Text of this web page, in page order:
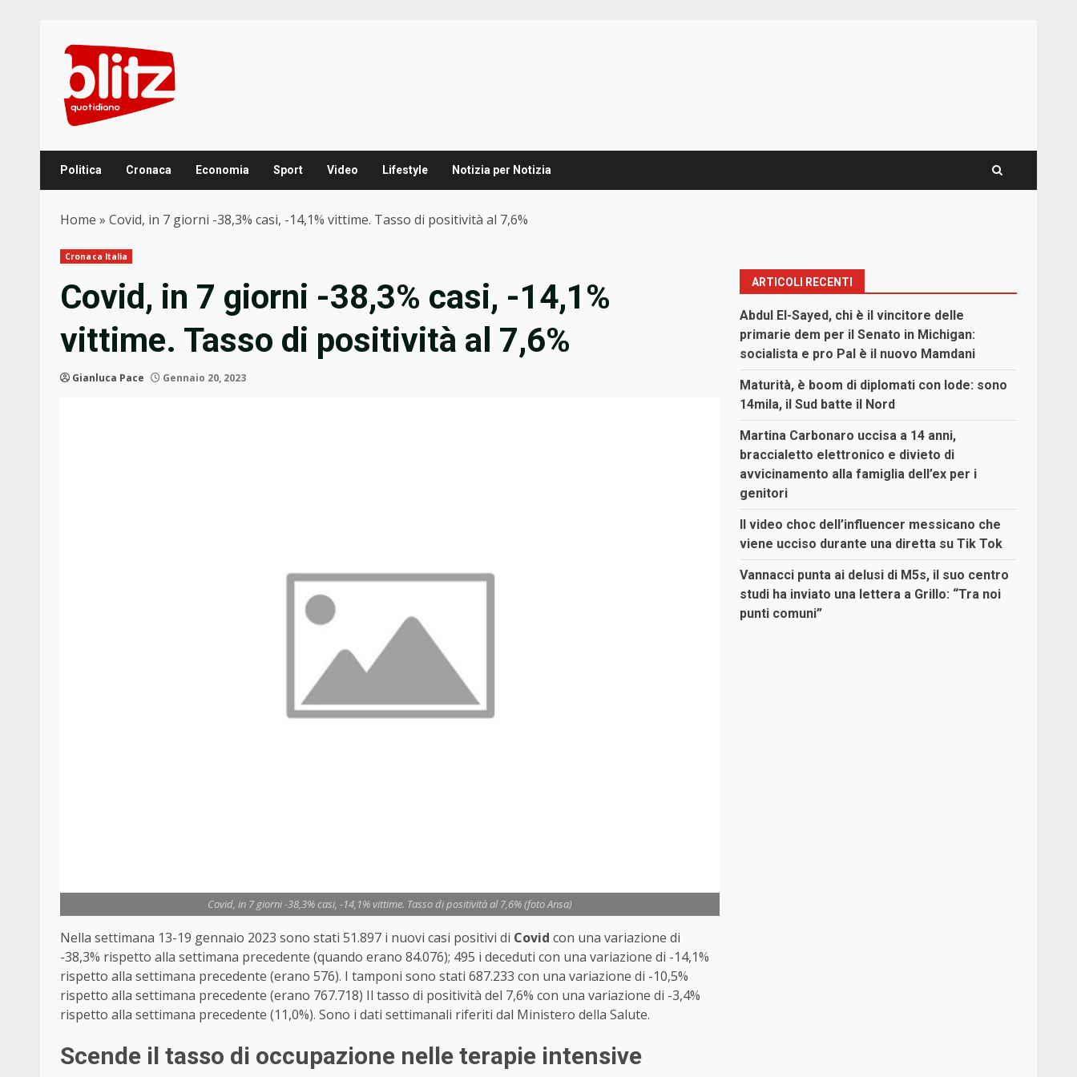
content
Politica Cronaca Economia Sport Video Lifestyle Notizia per Notizia
Home » Covid, in 7 giorni -38,3% casi, -14,1% vittime. Tasso di positività al 7,6%
Cronaca Italia
Covid, in 7 giorni -38,3% casi, -14,1%
vittime. Tasso di positività al 7,6%
Gianluca Pace Gennaio 20, 2023
Covid, in 7 giorni -38,3% casi, -14,1% vittime. Tasso di positività al 7,6% (foto Ansa)
Nella settimana 13-19 gennaio 2023 sono stati 51.897 i nuovi casi positivi di Covid con una variazione di
-38,3% rispetto alla settimana precedente (quando erano 84.076); 495 i deceduti con una variazione di -14,1%
rispetto alla settimana precedente (erano 576). I tamponi sono stati 687.233 con una variazione di -10,5%
rispetto alla settimana precedente (erano 767.718) Il tasso di positività del 7,6% con una variazione di -3,4%
rispetto alla settimana precedente (11,0%). Sono i dati settimanali riferiti dal Ministero della Salute.
Scende il tasso di occupazione nelle terapie intensive
ARTICOLI RECENTI
Abdul El-Sayed, chi è il vincitore delle
primarie dem per il Senato in Michigan:
socialista e pro Pal è il nuovo Mamdani
Maturità, è boom di diplomati con lode: sono
14mila, il Sud batte il Nord
Martina Carbonaro uccisa a 14 anni,
braccialetto elettronico e divieto di
avvicinamento alla famiglia dell’ex per i
genitori
Il video choc dell’influencer messicano che
viene ucciso durante una diretta su Tik Tok
Vannacci punta ai delusi di M5s, il suo centro
studi ha inviato una lettera a Grillo: “Tra noi
punti comuni”